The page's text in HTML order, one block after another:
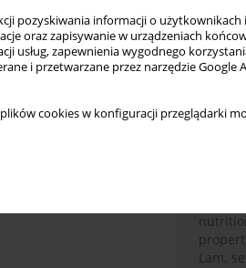
pozyskiwania informacji o użytkownikach
oraz zapisywanie w urządzeniach
usług, zapewnienia wygodnego
i przetwarzane przez narzędzie Google
cookies w konfiguracji przeglądarki
a
Deep
Lam.